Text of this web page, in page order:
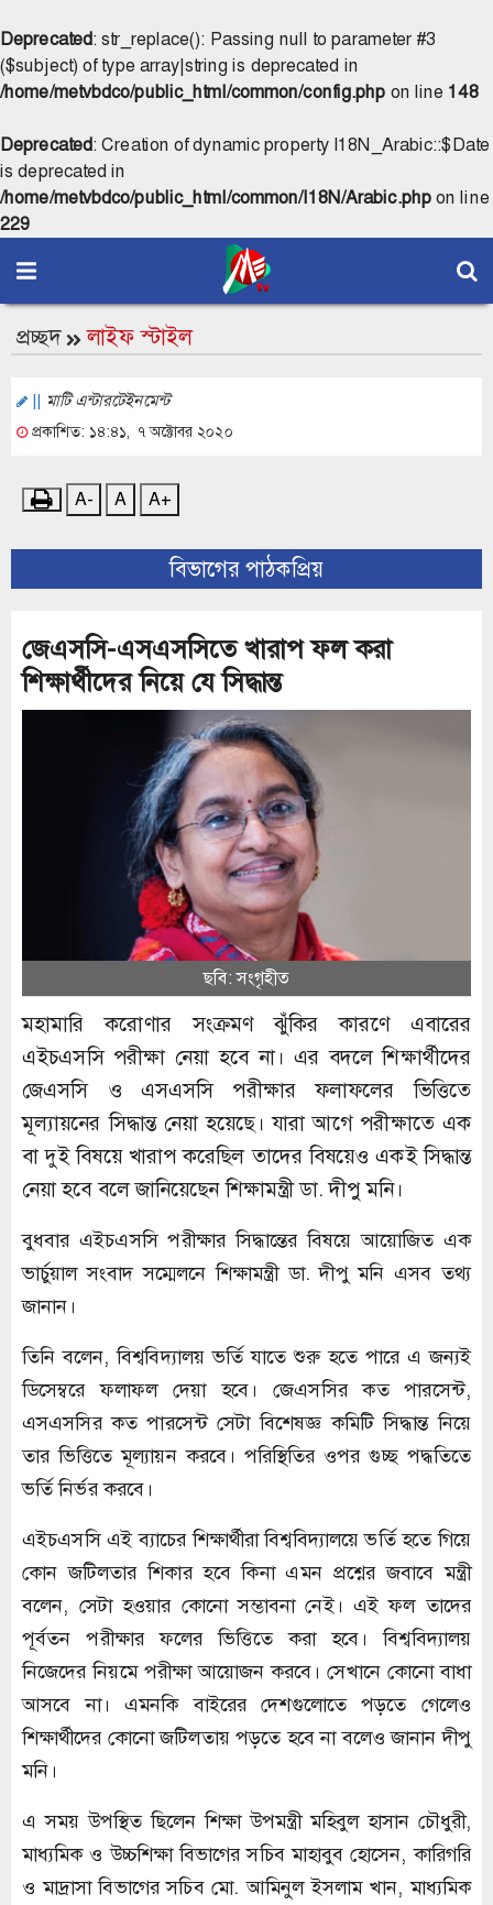
Deprecated: str_replace(): Passing null to parameter #3
($subject) of type array|string is deprecated in
/home/metvbdco/public_html/common/config.php on line 148
Deprecated: Creation of dynamic property I18N_Arabic::$Date
is deprecated in
/home/metvbdco/public_html/common/I18N/Arabic.phpon line
229
প্রচ্ছদ লাইফ স্টাইল
|| মাটি এন্টারটেইনমেন্ট
প্রকাশিত: ১৪:৪১, ৭ অক্টোবর ২০২০
A- A A+
বিভাগের পাঠকপ্রিয়
জেএসসি-এসএসসিতে খারাপ ফল করা
শিক্ষার্থীদের নিয়ে যে সিদ্ধান্ত
ছবি: সংগৃহীত
মহামারি করোণার সংক্রমণ ঝুঁকির কারণে এবারের
এইচএসসি পরীক্ষা নেয়া হবে না। এর বদলে শিক্ষার্থীদের
জেএসসি ও এসএসসি পরীক্ষার ফলাফলের ভিত্তিতে
মূল্যায়নের সিদ্ধান্ত নেয়া হয়েছে। যারা আগে পরীক্ষাতে এক
বা দুই বিষয়ে খারাপ করেছিল তাদের বিষয়েও একই সিদ্ধান্ত
নেয়া হবে বলে জানিয়েছেন শিক্ষামন্ত্রী ডা. দীপু মনি।
বুধবার এইচএসসি পরীক্ষার সিদ্ধান্তের বিষয়ে আয়োজিত এক
ভার্চুয়াল সংবাদ সম্মেলনে শিক্ষামন্ত্রী ডা. দীপু মনি এসব তথ্য
জানান।
তিনি বলেন, বিশ্ববিদ্যালয় ভর্তি যাতে শুরু হতে পারে এ জন্যই
ডিসেম্বরে ফলাফল দেয়া হবে। জেএসসির কত পারসেন্ট,
এসএসসির কত পারসেন্ট সেটা বিশেষজ্ঞ কমিটি সিদ্ধান্ত নিয়ে
তার ভিত্তিতে মূল্যায়ন করবে। পরিস্থিতির ওপর গুচ্ছ পদ্ধতিতে
ভর্তি নির্ভর করবে।
এইচএসসি এই ব্যাচের শিক্ষার্থীরা বিশ্ববিদ্যালয়ে ভর্তি হতে গিয়ে
কোন জটিলতার শিকার হবে কিনা এমন প্রশ্নের জবাবে মন্ত্রী
বলেন, সেটা হওয়ার কোনো সম্ভাবনা নেই। এই ফল তাদের
পূর্বতন পরীক্ষার ফলের ভিত্তিতে করা হবে। বিশ্ববিদ্যালয়
নিজেদের নিয়মে পরীক্ষা আয়োজন করবে। সেখানে কোনো বাধা
আসবে না। এমনকি বাইরের দেশগুলোতে পড়তে গেলেও
শিক্ষার্থীদের কোনো জটিলতায় পড়তে হবে না বলেও জানান দীপু
মনি।
এ সময় উপস্থিত ছিলেন শিক্ষা উপমন্ত্রী মহিবুল হাসান চৌধুরী,
মাধ্যমিক ও উচ্চশিক্ষা বিভাগের সচিব মাহাবুব হোসেন, কারিগরি
ও মাদ্রাসা বিভাগের সচিব মো. আমিনুল ইসলাম খান, মাধ্যমিক